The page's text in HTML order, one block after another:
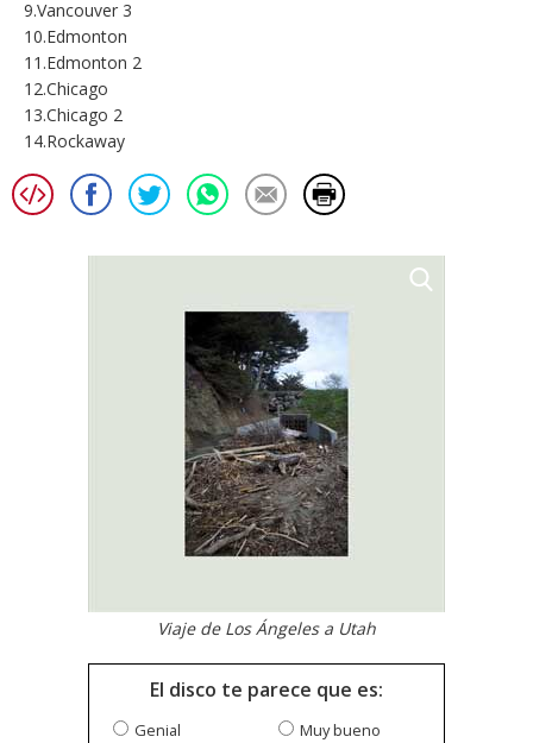
9.Vancouver 3
10.Edmonton
11.Edmonton 2
12.Chicago
13.Chicago 2
14.Rockaway
Viaje de Los Ángeles a Utah
El disco te parece que es:
Genial
Muy bueno